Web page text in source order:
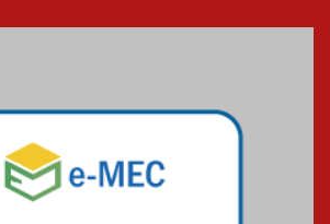
Mackenzie mobiliza campanha
solidária para apoiar famílias em
Minas Gerais